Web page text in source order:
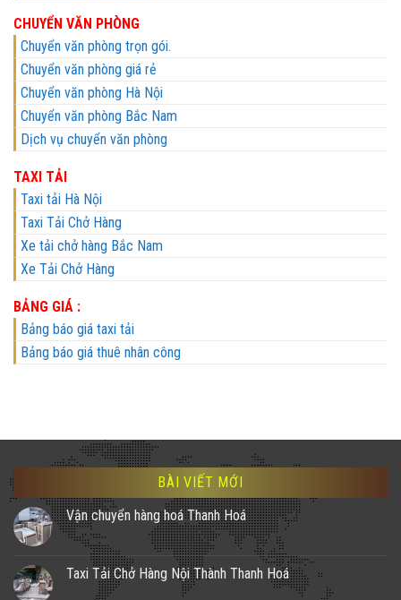
CHUYỂN VĂN PHÒNG
Chuyển văn phòng trọn gói.
Chuyển văn phòng giá rẻ
Chuyển văn phòng Hà Nội
Chuyển văn phòng Bắc Nam
Dịch vụ chuyển văn phòng
TAXI TẢI
Taxi tải Hà Nội
Taxi Tải Chở Hàng
Xe tải chở hàng Bắc Nam
Xe Tải Chở Hàng
BẢNG GIÁ :
Bảng báo giá taxi tải
Bảng báo giá thuê nhân công
BÀI VIẾT MỚI
Vận chuyển hàng hoá Thanh Hoá
Taxi Tải Chở Hàng Nội Thành Thanh Hoá